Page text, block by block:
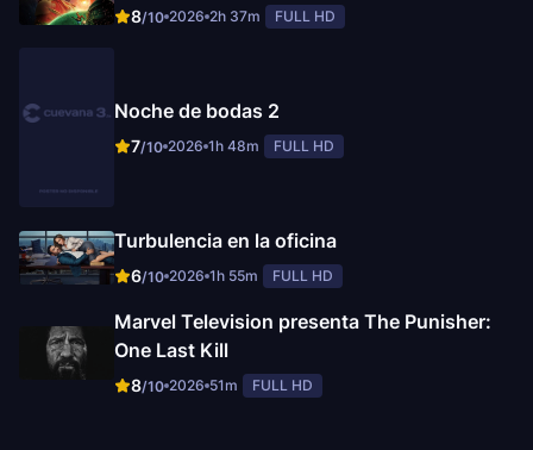
8/10 2026 2h 37m FULL HD
Noche de bodas 2
7/10 2026 1h 48m FULL HD
Turbulencia en la oficina
6/10 2026 1h 55m FULL HD
Marvel Television presenta The Punisher:
One Last Kill
8/10 2026 51m FULL HD